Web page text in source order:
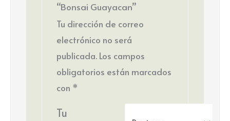
“Bonsai Guayacan”
Tu dirección de correo
electrónico no será
publicada. Los campos
obligatorios están marcados
con *
Tu